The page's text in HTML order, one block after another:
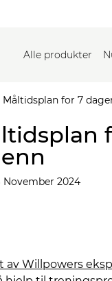
Alle produkter
Måltidsplan for 7
2024
av Willpowers